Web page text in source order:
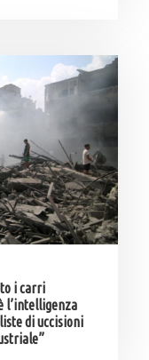
i carri
l’intelligenza
di uccisioni